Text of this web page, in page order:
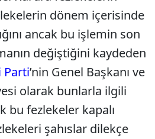
dönem içerisinde
ancak bu işlemin son
değiştiğini kaydeden
Parti’nin Genel Başkanı ve
olarak bunlarla ilgili
bu fezlekeler kapalı
şahıslar dilekçe